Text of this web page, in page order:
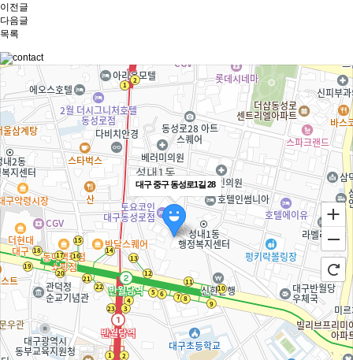
이전글
다음글
목록
대구 중구 동성로1길 28